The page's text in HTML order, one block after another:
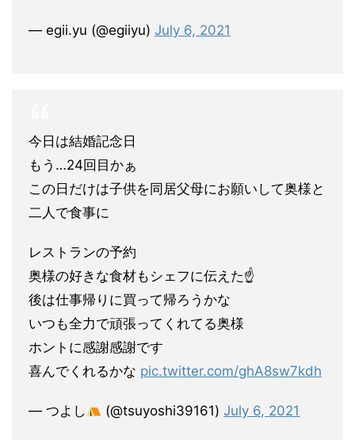
— egii.yu (@egiiyu) July 6, 2021
今日は結婚記念日
もう…24回目かぁ
この日だけは子供を同居父母にお願いして奥様と
二人で食事に
レストランの予約
奥様の好きな食材もシェフに伝えた☝️
後は仕事帰りに買って帰ろうかな
いつも全力で頑張ってくれてる奥様
ホントに感謝感謝です
喜んでくれるかな pic.twitter.com/ghA8sw7kdh
— つよし (@tsuyoshi39161)July 6, 2021